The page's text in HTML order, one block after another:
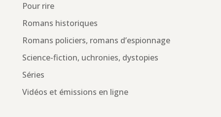
Pour rire
Romans historiques
Romans policiers, romans d’espionnage
Science-fiction, uchronies, dystopies
Séries
Vidéos et émissions en ligne